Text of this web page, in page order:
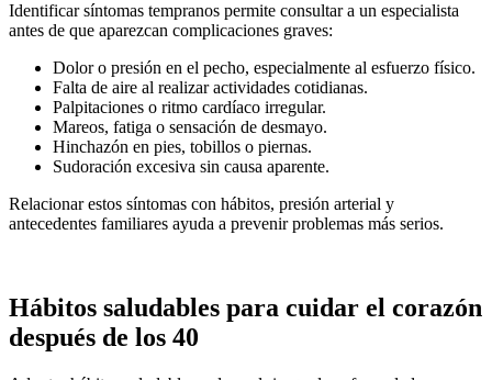
Identificar síntomas tempranos permite consultar a un especialista
antes de que aparezcan complicaciones graves:
Dolor o presión en el pecho, especialmente al esfuerzo físico.
Falta de aire al realizar actividades cotidianas.
Palpitaciones o ritmo cardíaco irregular.
Mareos, fatiga o sensación de desmayo.
Hinchazón en pies, tobillos o piernas.
Sudoración excesiva sin causa aparente.
Relacionar estos síntomas con hábitos, presión arterial y
antecedentes familiares ayuda a prevenir problemas más serios.
Hábitos saludables para cuidar el corazón
después de los 40